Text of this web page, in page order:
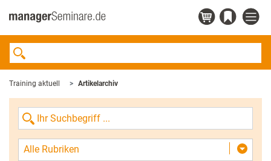
Training aktuell Artikelarchiv
Alle Rubriken